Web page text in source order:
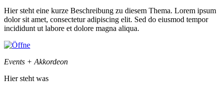
Hier steht eine kurze Beschreibung zu diesem Thema. Lorem ipsum
dolor sit amet, consectetur adipiscing elit. Sed do eiusmod tempor
incididunt ut labore et dolore magna aliqua.
Events + Akkordeon
Hier steht was